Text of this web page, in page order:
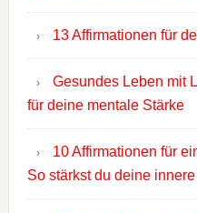
13 Affirmationen für
Gesundes Leben mit
für deine mentale Stärke
10 Affirmationen für
So stärkst du deine